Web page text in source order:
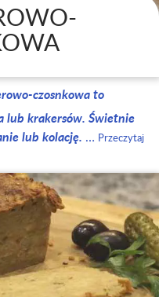
czosnkowa to
lub krakersów. Świetnie
lub kolację. … Przeczytaj